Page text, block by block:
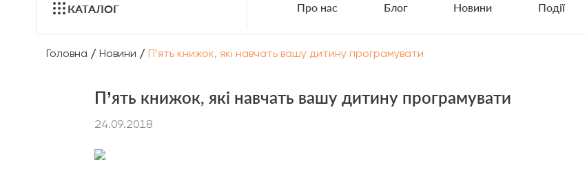
КАТАЛОГ Про нас Блог Новини Події
Головна / Новини / П’ять книжок, які навчать вашу дитину програмувати
П’ять книжок, які навчать вашу дитину програмувати
24.09.2018